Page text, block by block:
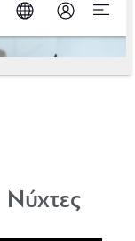
Νύχτες